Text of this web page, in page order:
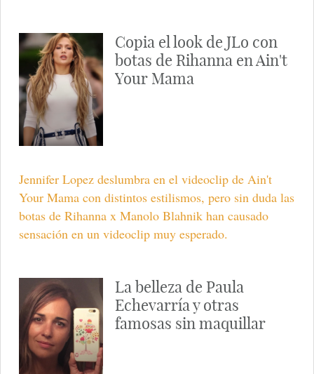
Copia el look de JLo con
botas de Rihanna en Ain't
Your Mama
Jennifer Lopez deslumbra en el videoclip de Ain't
Your Mama con distintos estilismos, pero sin duda las
botas de Rihanna x Manolo Blahnik han causado
sensación en un videoclip muy esperado.
La belleza de Paula
Echevarría y otras
famosas sin maquillar